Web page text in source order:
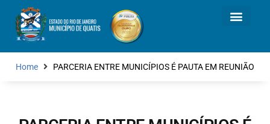
Home PARCERIA ENTRE MUNICÍPIOS É PAUTA EM REUNIÃO